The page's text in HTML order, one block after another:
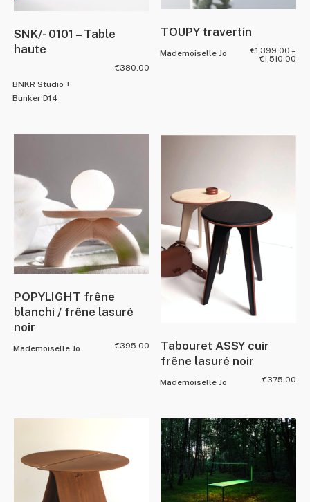
SNK/- 0101 – Table
haute
BNKR Studio +
Bunker D14
€380.00
TOUPY travertin
Mademoiselle Jo €1,399.00 –
€1,510.00
POPYLIGHT frêne
blanchi / frêne lasuré
noir
Mademoiselle Jo €395.00
Tabouret ASSY cuir
frêne lasuré noir
Mademoiselle Jo €375.00